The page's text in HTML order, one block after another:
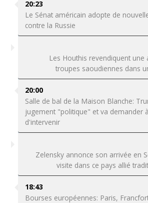
20:23
Le Sénat américain adopte de
contre la Russie
Les Houthis revendiquent une
troupes saoudiennes dans
20:00
Salle de bal de la Maison Blanche:
jugement "politique" et va demander
d'intervenir
Zelensky annonce son arrivée en
visite dans ce pays allié
18:43
Bourses européennes: Paris,